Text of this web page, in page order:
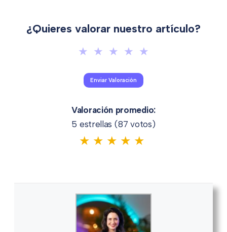
¿Quieres valorar nuestro artículo?
Valoración promedio:
5 estrellas (87 votos)
★ ★ ★ ★ ★